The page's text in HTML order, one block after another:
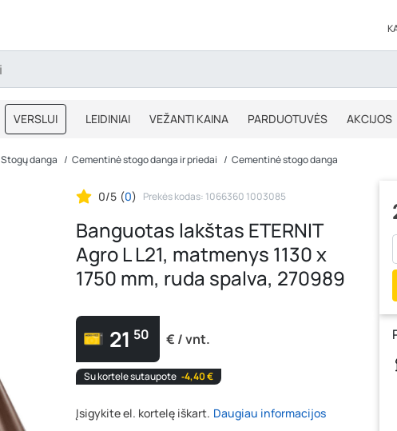
VERSLUI LEIDINIAI VEŽANTI KAINA PARDUOTUVĖS AKCIJOS
MOKIBLOGAS IŠPARDAVIMAS
Stogų danga Cementinė stogo danga ir priedai Cementinė stogo danga
0/5 (0) Prekės kodas: 1066360 1003085
Banguotas lakštas ETERNIT
Agro L L21, matmenys 1130 x
1750 mm, ruda spalva, 270989
21 50 € / vnt.
Su kortele sutaupote ‐4,40 €
Įsigykite el. kortelę iškart. Daugiau informacijos